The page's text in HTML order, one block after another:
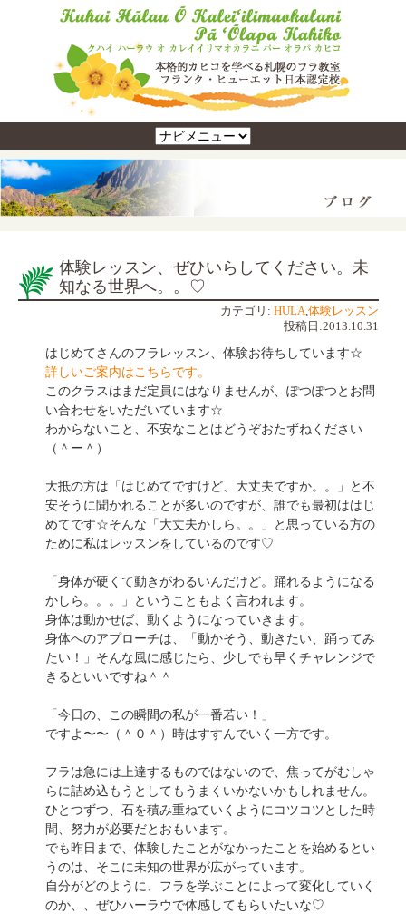
体験レッスン、ぜひいらしてください。未
知なる世界へ。。♡
カテゴリ: HULA,体験レッスン
投稿日:2013.10.31
はじめてさんのフラレッスン、体験お待ちしています☆
詳しいご案内はこちらです。
このクラスはまだ定員にはなりませんが、ぽつぽつとお問
い合わせをいただいています☆
わからないこと、不安なことはどうぞおたずねください
（＾ー＾）
大抵の方は「はじめてですけど、大丈夫ですか。。」と不
安そうに聞かれることが多いのですが、誰でも最初ははじ
めてです☆そんな「大丈夫かしら。。」と思っている方の
ために私はレッスンをしているのです♡
「身体が硬くて動きがわるいんだけど。踊れるようになる
かしら。。。」ということもよく言われます。
身体は動かせば、動くようになっていきます。
身体へのアプローチは、「動かそう、動きたい、踊ってみ
たい！」そんな風に感じたら、少しでも早くチャレンジで
きるといいですね＾＾
「今日の、この瞬間の私が一番若い！」
ですよ〜〜（＾０＾）時はすすんでいく一方です。
フラは急には上達するものではないので、焦ってがむしゃ
らに詰め込もうとしてもうまくいかないかもしれません。
ひとつずつ、石を積み重ねていくようにコツコツとした時
間、努力が必要だとおもいます。
でも昨日まで、体験したことがなかったことを始めるとい
うのは、そこに未知の世界が広がっています。
自分がどのように、フラを学ぶことによって変化していく
のか、、ぜひハーラウで体感してもらいたいな♡